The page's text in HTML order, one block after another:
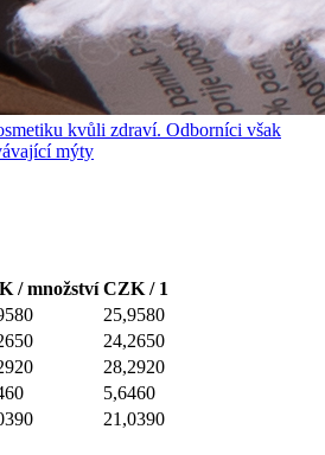
kvůli zdraví. Odborníci však
mýty
/ množství CZK / 1
25,9580
24,2650
28,2920
5,6460
21,0390